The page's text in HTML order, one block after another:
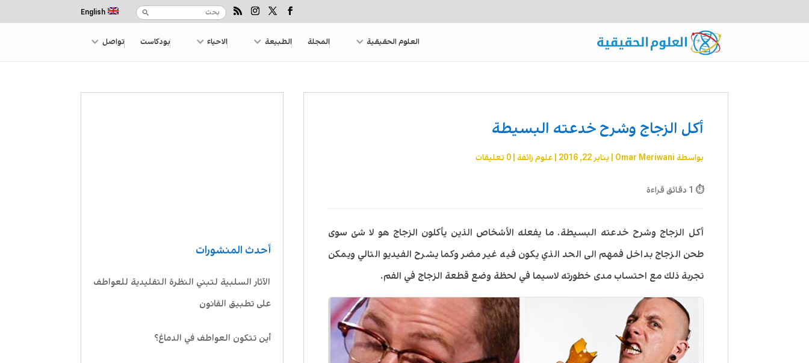
English
العلوم الحقيقية المجلة الطبيعة الاحياء بودكاست تواصل
أحدث المنشورات
الآثار السلبية لتبني النظرة التقليدية للعواطف
على تطبيق القانون
أين تتكون العواطف في الدماغ؟
أكل الزجاج وشرح خدعته البسيطة
بواسطة Omar Meriwani
|يناير 22, 2016 |علوم زائفة |0 تعليقات
⏱ 1 دقائق قراءة
أكل الزجاج وشرح خدعته البسيطة. ما يفعله الأشخاص الذين يأكلون الزجاج هو لا شئ سوى
طحن الزجاج بداخل فمهم الى الحد الذي يكون فيه غير مضر وكما يشرح الفيديو التالي ويمكن
تجربة ذلك مع احتساب مدى خطورته لاسيما في لحظة وضع قطعة الزجاج في الفم.